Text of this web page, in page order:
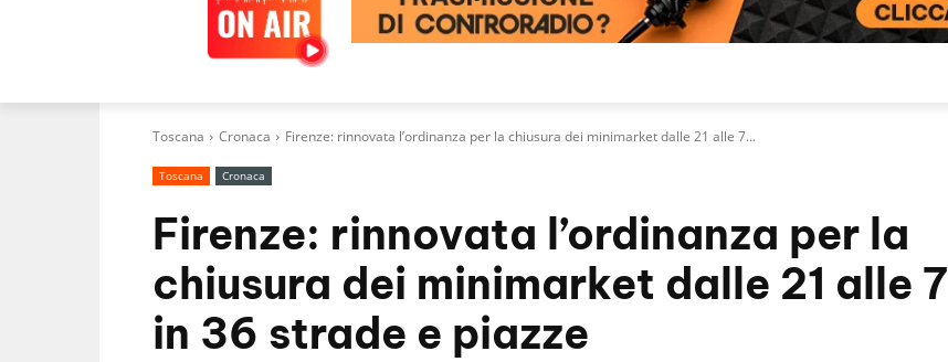
Toscana Cronaca Firenze: rinnovata l’ordinanza per la chiusura dei minimarket dalle 21 alle 7...
Toscana Cronaca
Firenze: rinnovata l’ordinanza per la
chiusura dei minimarket dalle 21 alle 7
in 36 strade e piazze